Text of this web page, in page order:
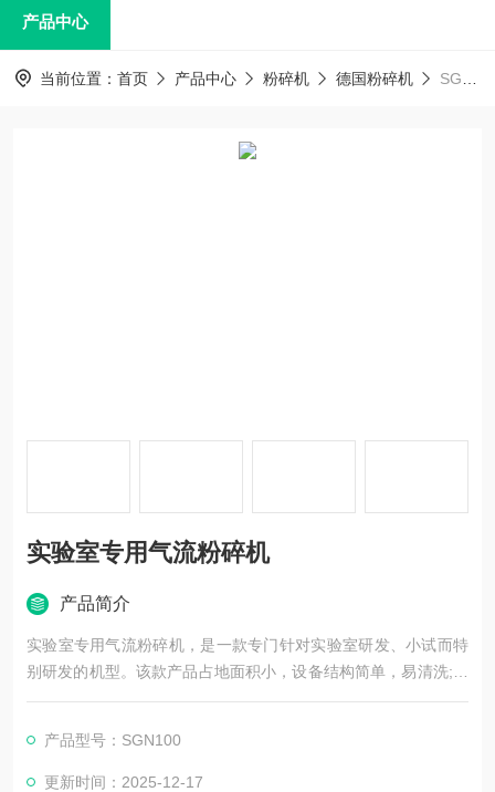
产品中心
当前位置： 首页 产品中心 粉碎机 德国粉碎机 SGN100实验室专用气流粉碎机
实验室专用气流粉碎机
产品简介
实验室专用气流粉碎机，是一款专门针对实验室研发、小试而特
别研发的机型。该款产品占地面积小，设备结构简单，易清洗;特
别适用于实验室粉碎小批量、高附加值的产品。该款产品的粉碎
产品型号：SGN100
更新时间：2025-12-17